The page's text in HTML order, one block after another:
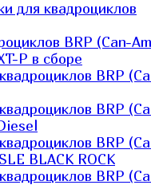
для квадроциклов
BRP (Can-
P в сборе
BRP
BRP
BRP
BLACK ROCK
BRP